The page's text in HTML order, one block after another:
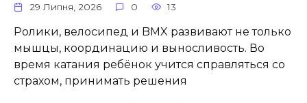
29 Липня, 2026 0 13
Ролики, велосипед и BMX развивают не только
мышцы, координацию и выносливость. Во
время катания ребёнок учится справляться со
страхом, принимать решения